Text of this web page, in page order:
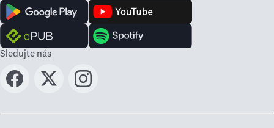
Sledujte nás